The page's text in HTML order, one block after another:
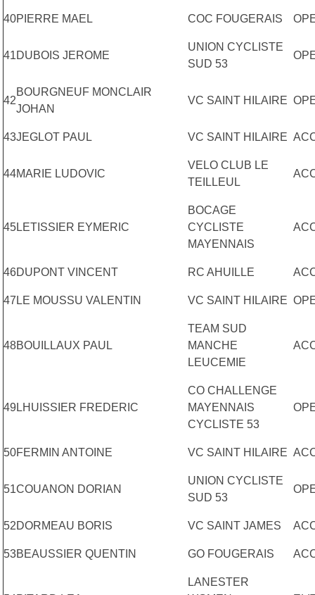
40PIERRE MAEL COC FOUGERAIS
41DUBOIS JEROME
UNION CYCLISTE
SUD 53
42
BOURGNEUF MONCLAIR
JOHAN
VC SAINT HILAIRE
43JEGLOT PAUL VC SAINT HILAIRE
44MARIE LUDOVIC
VELO CLUB LE
TEILLEUL
45LETISSIER EYMERIC
BOCAGE
CYCLISTE
MAYENNAIS
46DUPONT VINCENT RC AHUILLE
47 LE MOUSSU VALENTIN VC SAINT HILAIRE
48BOUILLAUX PAUL
TEAM SUD
MANCHE
LEUCEMIE
49 LHUISSIER FREDERIC
CO CHALLENGE
MAYENNAIS
CYCLISTE 53
50FERMIN ANTOINE VC SAINT HILAIRE
51COUANON DORIAN
UNION CYCLISTE
SUD 53
52DORMEAU BORIS VC SAINT JAMES
53BEAUSSIER QUENTIN GO FOUGERAIS
LANESTER